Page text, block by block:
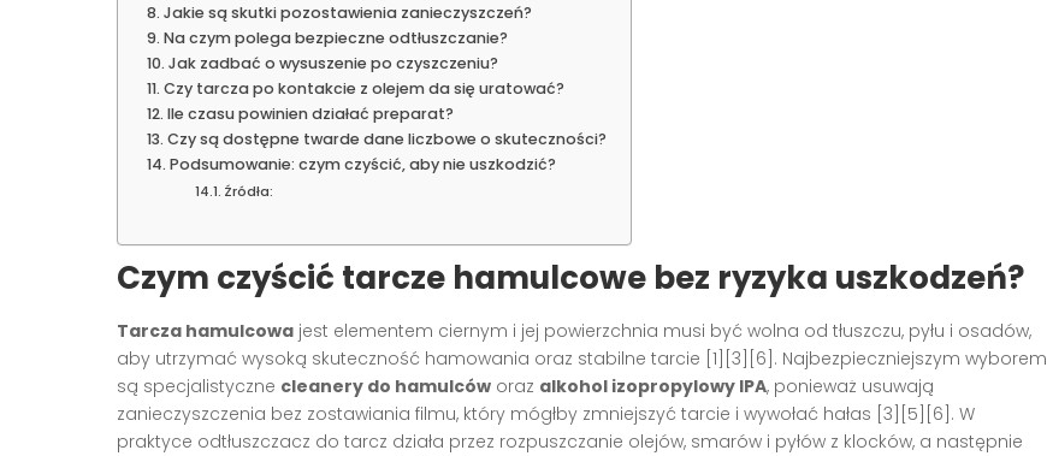
Jakie są skutki pozostawienia zanieczyszczeń?
Na czym polega bezpieczne odtłuszczanie?
Jak zadbać o wysuszenie po czyszczeniu?
Czy tarcza po kontakcie z olejem da się uratować?
Ile czasu powinien działać preparat?
Czy są dostępne twarde dane liczbowe o skuteczności?
Podsumowanie: czym czyścić, aby nie uszkodzić?
Źródła:
Czym czyścić tarcze hamulcowe bez ryzyka uszkodzeń?
Tarcza hamulcowa jest elementem ciernym i jej powierzchnia musi być wolna od tłuszczu, pyłu i osadów,
aby utrzymać wysoką skuteczność hamowania oraz stabilne tarcie [1][3][6]. Najbezpieczniejszym wyborem
są specjalistyczne cleanery do hamulców oraz alkohol izopropylowy IPA, ponieważ usuwają
zanieczyszczenia bez zostawiania filmu, który mógłby zmniejszyć tarcie i wywołać hałas [3][5][6]. W
praktyce odtłuszczacz do tarcz działa przez rozpuszczanie olejów, smarów i pyłów z klocków, a następnie